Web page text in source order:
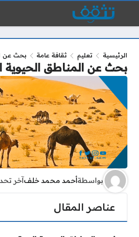
الرئيسية تعليم ثقافة عامة بحث عن
بحث عن المناطق الحيوية
بواسطةأحمد محمد خلفآخر
عناصر المقال